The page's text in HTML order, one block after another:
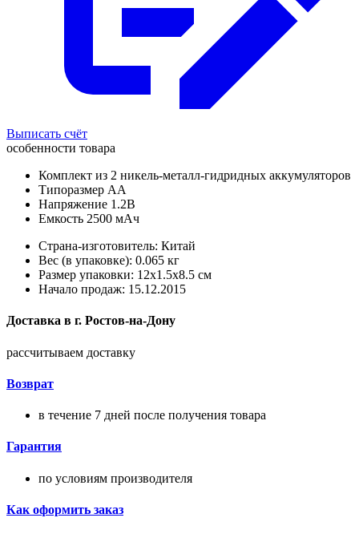
Выписать счёт
особенности товара
Комплект из 2 никель-металл-гидридных аккумуляторов
Типоразмер АА
Напряжение 1.2В
Емкость 2500 мАч
Страна-изготовитель: Китай
Вес (в упаковке): 0.065 кг
Размер упаковки: 12x1.5x8.5 см
Начало продаж: 15.12.2015
Доставка в г. Ростов-на-Дону
рассчитываем доставку
Возврат
в течение 7 дней после получения товара
Гарантия
по условиям производителя
Как оформить заказ